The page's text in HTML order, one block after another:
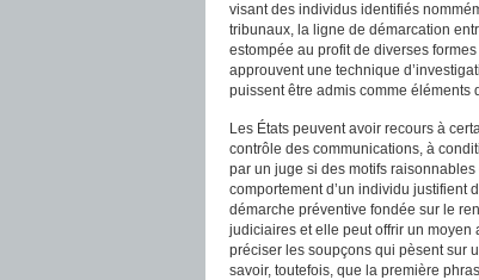
visant des individus identifiés
tribunaux, la ligne de démarcation
estompée au profit de diverses
approuvent une technique
puissent être admis comme éléments
Les États peuvent avoir recours à
contrôle des communications, à
par un juge si des motifs
comportement d’un individu justifient
démarche préventive fondée sur le
judiciaires et elle peut offrir un moyen
préciser les soupçons qui pèsent sur
savoir, toutefois, que la première